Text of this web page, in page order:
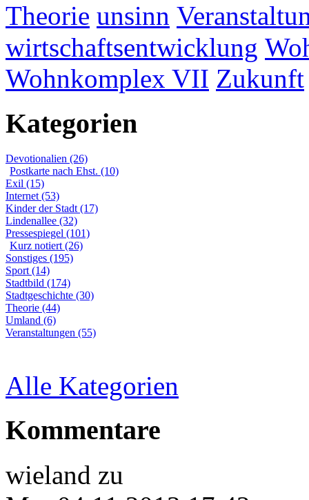
Theorie unsinn
wirtschaftsentwicklung
Wohnkomplex VII Zukunft
Kategorien
Devotionalien (26)
Postkarte nach Ehst. (10)
Exil (15)
Internet (53)
Kinder der Stadt (17)
Lindenallee (32)
Pressespiegel (101)
Kurz notiert (26)
Sonstiges (195)
Sport (14)
Stadtbild (174)
Stadtgeschichte (30)
Theorie (44)
Umland (6)
Veranstaltungen (55)
Alle Kategorien
Kommentare
wieland zu